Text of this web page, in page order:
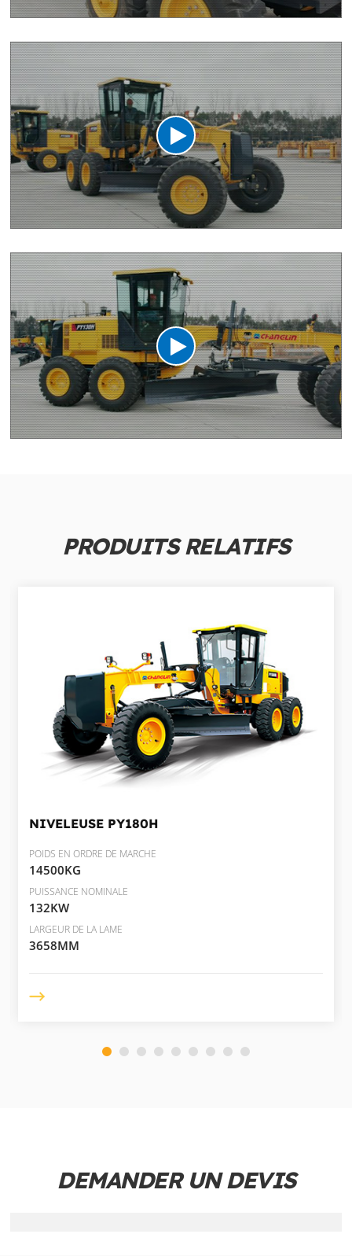
PRODUITS RELATIFS
NIVELEUSE PY180H
POIDS EN ORDRE DE MARCHE
14500KG
PUISSANCE NOMINALE
132KW
LARGEUR DE LA LAME
3658MM
DEMANDER UN DEVIS